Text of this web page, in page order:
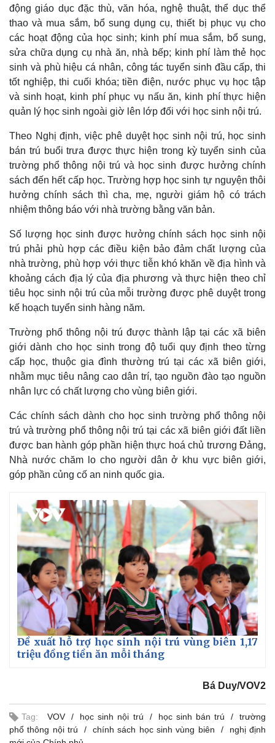
Bất động sản
Khởi nghiệp
Giá vàng
Tiêu dùng
Tỷ giá
Chứng khoán
Giá cà phê
động giáo dục đặc thù, văn hóa, nghệ thuật, thể dục thể
thao và mua sắm, bổ sung dụng cụ, thiết bị phục vụ cho
các hoạt động của học sinh; kinh phí mua sắm, bổ sung,
sửa chữa dụng cụ nhà ăn, nhà bếp; kinh phí làm thẻ học
sinh và phù hiệu cá nhân, công tác tuyển sinh đầu cấp, thi
tốt nghiệp, thi cuối khóa; tiền điện, nước phục vụ học tập
và sinh hoạt, kinh phí phục vụ nấu ăn, kinh phí thực hiện
quản lý học sinh ngoài giờ lên lớp đối với học sinh nội trú.
Theo Nghị định, việc phê duyệt học sinh nội trú, học sinh
bán trú buổi trưa được thực hiện trong kỳ tuyển sinh của
trường phổ thông nội trú và học sinh được hưởng chính
sách đến hết cấp học. Trường hợp học sinh tự nguyện thôi
hưởng chính sách thì cha, mẹ, người giám hộ có trách
nhiệm thông báo với nhà trường bằng văn bản.
Số lượng học sinh được hưởng chính sách học sinh nội
trú phải phù hợp các điều kiện bảo đảm chất lượng của
nhà trường, phù hợp với thực tiễn khó khăn về địa hình và
khoảng cách địa lý của địa phương và thực hiện theo chỉ
tiêu học sinh nội trú của mỗi trường được phê duyệt trong
kế hoạch tuyển sinh hàng năm.
Trường phổ thông nội trú được thành lập tại các xã biên
giới dành cho học sinh trong độ tuổi quy định theo từng
cấp học, thuộc gia đình thường trú tại các xã biên giới,
nhằm mục tiêu nâng cao dân trí, tạo nguồn đào tạo nguồn
nhân lực có chất lượng cho vùng biên giới.
Các chính sách dành cho học sinh trường phổ thông nội
trú và trường phổ thông nội trú tại các xã biên giới đất liền
được ban hành góp phần hiện thực hoá chủ trương Đảng,
Nhà nước chăm lo cho người dân ở khu vực biên giới,
góp phần củng cố an ninh quốc gia.
Đề xuất hỗ trợ học sinh nội trú vùng biên 1,17
triệu đồng tiền ăn mỗi tháng
Bá Duy/VOV2
Tag: VOV học sinh nội trú học sinh bán trú
trường
phổ thông nội trú
chính sách học sinh vùng biên
nghị định